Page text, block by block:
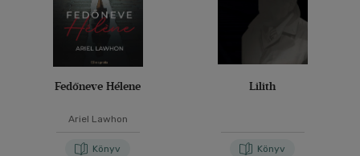
Fedőneve Hélene
Ariel Lawhon
Könyv
Lilith
Könyv